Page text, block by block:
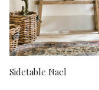
Sidetable Nael